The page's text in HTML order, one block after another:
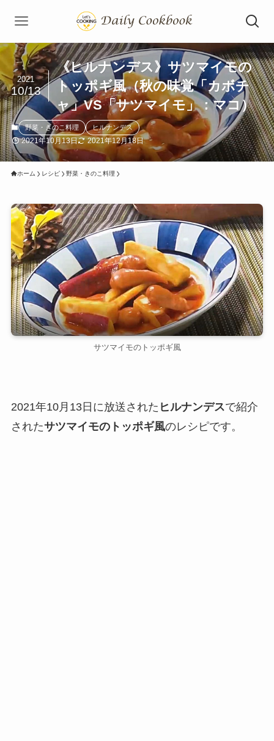
《ヒルナンデス》サツマイモの
トッポギ風（秋の味覚「カボチ
ャ」VS「サツマイモ」：マコ）
2021
10/13
野菜・きのこ料理 ヒルナンデス
2021年10月13日 2021年12月18日
ホーム レシピ 野菜・きのこ料理
サツマイモのトッポギ風
2021年10月13日に放送された ヒルナンデスで紹介
されたサツマイモのトッポギ風のレシピです。